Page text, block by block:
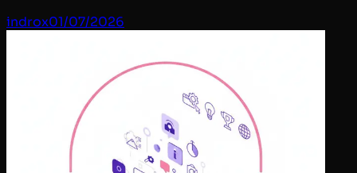
indrox01/07/2026